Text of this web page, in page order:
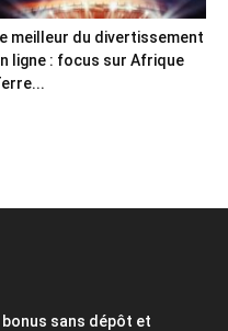
meilleur du divertissement
ligne : focus sur Afrique
bonus sans dépôt et